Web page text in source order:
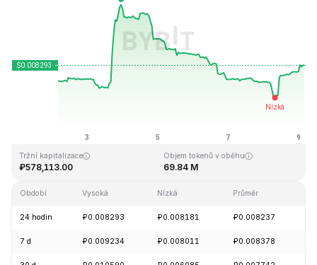
Tržní kapitalizace
₽578,113.00
Objem tokenů v oběhu
69.84 M
Období Vysoká Nízká Průměr
24 hodin ₽0.008293 ₽0.008181 ₽0.008237
7 d ₽0.009234 ₽0.008011 ₽0.008378